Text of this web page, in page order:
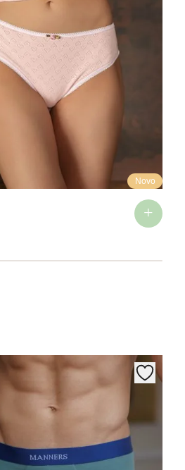
Novo